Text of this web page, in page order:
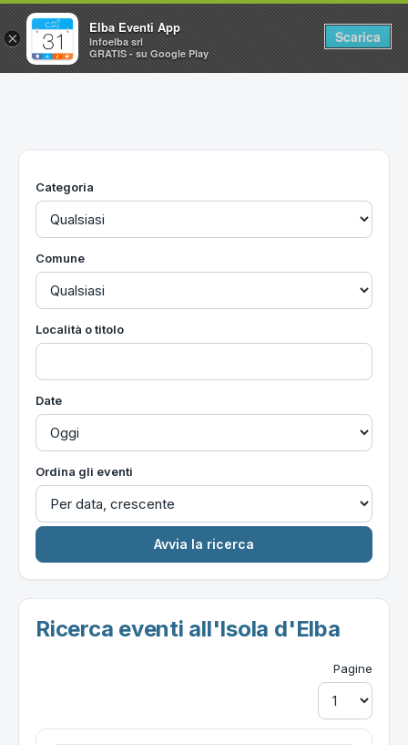
Home
Utilità
Categoria
Comune
Località o titolo
Date
Ordina gli eventi
Ricerca eventi all'Isola d'Elba
Pagine
×
Elba Eventi App
Infoelba srl
GRATIS - su Google Play
Scarica